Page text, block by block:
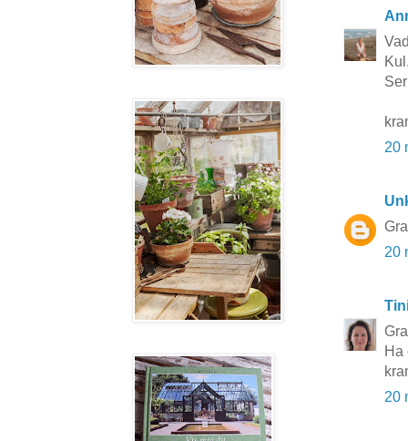
20
20
Ha
20